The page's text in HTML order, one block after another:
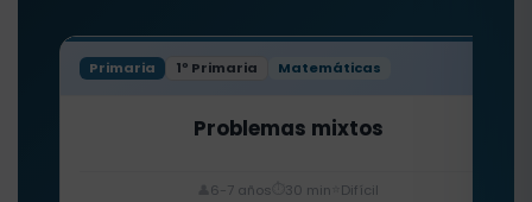
Primaria 1º Primaria Matemáticas
Problemas mixtos
6-7 años 30 min Difícil